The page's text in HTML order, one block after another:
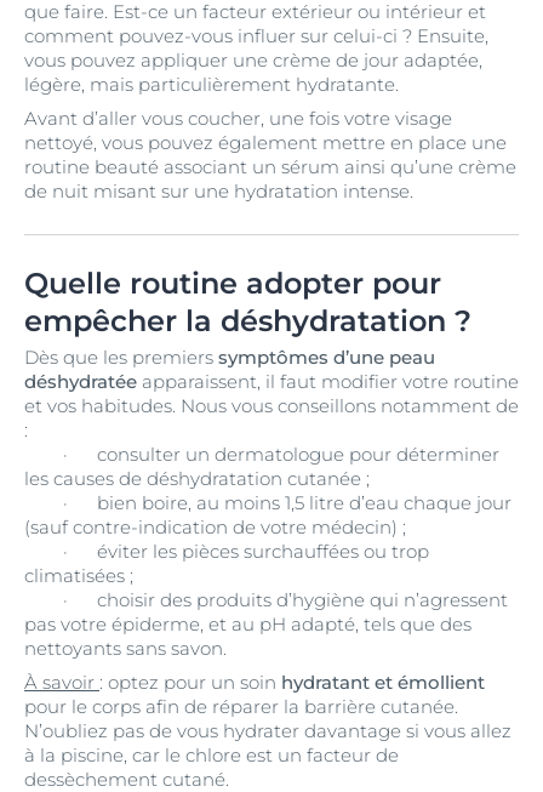
que faire. Est-ce un facteur extérieur ou intérieur et
comment pouvez-vous influer sur celui-ci ? Ensuite,
vous pouvez appliquer une crème de jour adaptée,
légère, mais particulièrement hydratante.
Avant d’aller vous coucher, une fois votre visage
nettoyé, vous pouvez également mettre en place une
routine beauté associant un sérum ainsi qu’une crème
de nuit misant sur une hydratation intense.
Quelle routine adopter pour
empêcher la déshydratation ?
Dès que les premiers symptômes d’une peau
déshydratée apparaissent, il faut modifier votre routine
et vos habitudes. Nous vous conseillons notamment de
:
· consulter un dermatologue pour déterminer
les causes de déshydratation cutanée ;
· bien boire, au moins 1,5 litre d’eau chaque jour
(sauf contre-indication de votre médecin) ;
· éviter les pièces surchauffées ou trop
climatisées ;
· choisir des produits d’hygiène qui n’agressent
pas votre épiderme, et au pH adapté, tels que des
nettoyants sans savon.
À savoir : optez pour un soin hydratant et émollient
pour le corps afin de réparer la barrière cutanée.
N’oubliez pas de vous hydrater davantage si vous allez
à la piscine, car le chlore est un facteur de
dessèchement cutané.